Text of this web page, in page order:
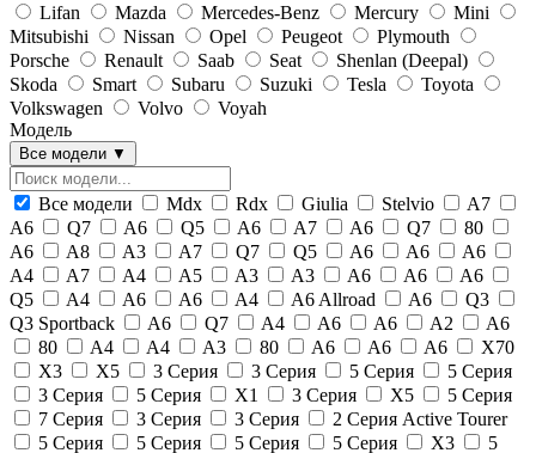
Lifan
Mazda Mercedes-Benz Mercury
Mini
Mitsubishi
Nissan Opel Peugeot
Plymouth
Porsche
Renault Saab Seat
Shenlan (Deepal)
Skoda
Smart Subaru Suzuki Tesla
Toyota
Volkswagen
Volvo
Voyah
Модель
Все модели ▼
Все модели Mdx Rdx Giulia Stelvio
A7
A6
Q7 A6 Q5 A6 A7 A6 Q7
80
A6
A8 A3 A7 Q7 Q5 A6 A6
A6
A4
A7 A4 A5 A3 A3 A6 A6
A6
Q5
A4 A6 A6 A4 A6 Allroad A6
Q3
Q3 Sportback
A6 Q7 A4 A6 A6 A2
A6
80
A4 A4 A3 80 A6 A6 A6
X70
X3
X5 3 Серия 3 Серия 5 Серия
5 Серия
3 Серия
5 Серия X1 3 Серия X5
5 Серия
7 Серия
3 Серия 3 Серия
2 Серия Active Tourer
5 Серия
5 Серия 5 Серия 5 Серия X3
5